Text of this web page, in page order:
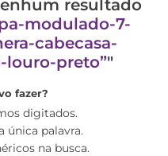
resultado
modulado-7-
cabecasa-
louro-preto "
fazer?
digitados.
única palavra.
na busca.